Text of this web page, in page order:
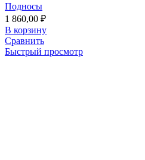
Подносы
1 860,00 ₽
В корзину
Сравнить
Быстрый просмотр